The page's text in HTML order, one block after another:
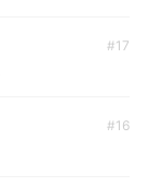
#17
#16